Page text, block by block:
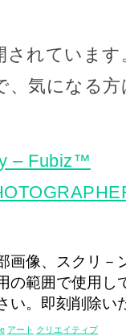
れていま
、気になる
– Fubiz™
像、スクリ－
の範囲で使用し
い。即刻削除い
アート クリエイティブ